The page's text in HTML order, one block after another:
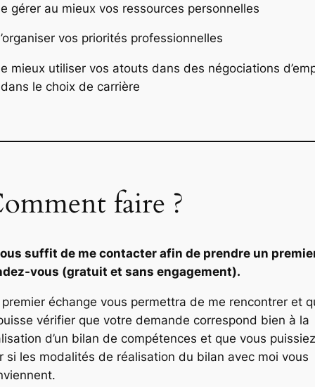
gérer au mieux vos ressources personnelles
vos priorités professionnelles
mieux utiliser vos atouts dans des négociations
le choix de carrière
faire ?
suffit de me contacter afin de prendre un
vous (gratuit et sans engagement).
premier échange vous permettra de me rencontrer et
vérifier que votre demande correspond bien à la
d’un bilan de compétences et que vous
si les modalités de réalisation du bilan avec moi vous